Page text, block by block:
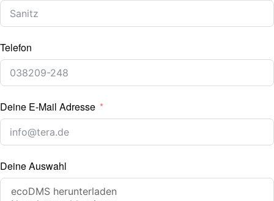
Telefon
Deine E-Mail Adresse
Deine Auswahl